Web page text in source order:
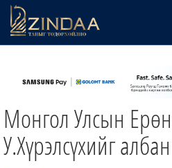
ТВ8
ӨГЛӨӨНИЙ СОНИН
АУДИО ЗОХИОЛ
ЗИНДАА СЭТГҮҮЛ
Монгол Улсын
У.Хүрэлсүхийг